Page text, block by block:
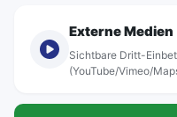
© rebus Regionalbus Rostock
Externe Medien
Sichtbare Dritt-
(YouTube/Vimeo/